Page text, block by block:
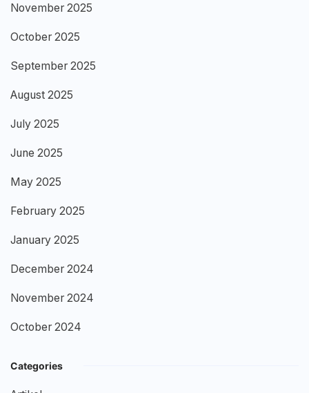
November 2025
October 2025
September 2025
August 2025
July 2025
June 2025
May 2025
February 2025
January 2025
December 2024
November 2024
October 2024
Categories